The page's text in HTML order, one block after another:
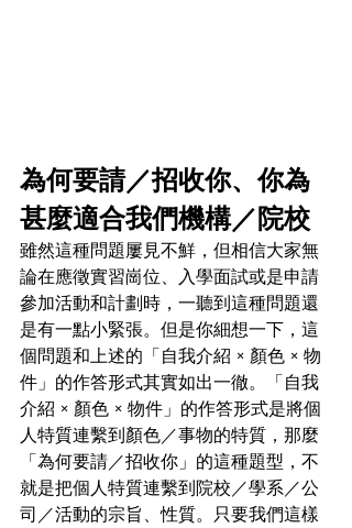
為何要請／招收你、你為
甚麼適合我們機構／院校
雖然這種問題屢見不鮮，但相信大家無
論在應徵實習崗位、入學面試或是申請
參加活動和計劃時，一聽到這種問題還
是有一點小緊張。但是你細想一下，這
個問題和上述的「自我介紹 × 顏色 × 物
件」的作答形式其實如出一徹。「自我
介紹 × 顏色 × 物件」的作答形式是將個
人特質連繫到顏色／事物的特質，那麼
「為何要請／招收你」的這種題型，不
就是把個人特質連繫到院校／學系／公
司／活動的宗旨、性質。只要我們這樣